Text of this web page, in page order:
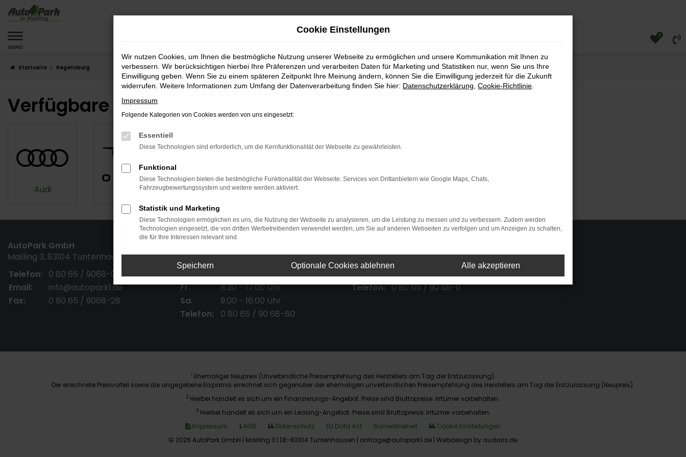
Zum
springen
MENÜ
0
Startseite Regensburg
Verfügbare Marken
Audi VW Ford
AutoPark GmbH
Mailling 3, 83104 Tuntenhausen
Telefon:
0 80 65 / 9068-0
Email:
info@autopark1.de
Fax:
0 80 65 / 9068-28
Mo. - Do. 8:30 - 18:00 Uhr
Fr.
8:30 - 17:00 Uhr
Sa.
9:00 - 16:00 Uhr
Telefon:
0 80 65 / 90 68-60
Mo. - Fr. 7:30 - 12:00 Uhr
Telefon: 0 80 65 / 90 68-0
1 Ehemaliger Neupreis (Unverbindliche Preisempfehlung des Herstellers am Tag der Erstzulassung).
Der errechnete Preisvorteil sowie die angegebene Ersparnis errechnet sich gegenüber der ehemaligen unverbindlichen Preisempfehlung des Herstellers am Tag der Erstzulassung (Neupreis).
2 Hierbei handelt es sich um ein Finanzierungs-Angebot. Preise sind Bruttopreise. Irrtümer vorbehalten.
3 Hierbei handelt es sich um ein Leasing-Angebot. Preise sind Bruttopreise. Irrtümer vorbehalten.
Impressum
AGB Datenschutz EU Data Act Barrierefreiheit
Cookie Einstellungen
© 2026 AutoPark GmbH | Mailling 3 | DE-83104 Tuntenhausen | anfrage@autopark1.de | Webdesign by audaris.de
Cookie Einstellungen
Wir nutzen Cookies, um Ihnen die bestmögliche Nutzung unserer Webseite zu ermöglichen und unsere Kommunikation mit Ihnen zu
verbessern. Wir berücksichtigen hierbei Ihre Präferenzen und verarbeiten Daten für Marketing und Statistiken nur, wenn Sie uns Ihre
Einwilligung geben. Wenn Sie zu einem späteren Zeitpunkt Ihre Meinung ändern, können Sie die Einwilligung jederzeit für die Zukunft
widerrufen. Weitere Informationen zum Umfang der Datenverarbeitung finden Sie hier: Datenschutzerklärung Cookie-Richtlinie
Impressum
Folgende Kategorien von Cookies werden von uns eingesetzt:
Essentiell
Diese Technologien sind erforderlich, um die Kernfunktionalität der Webseite zu gewährleisten.
Funktional
Diese Technologien bieten die bestmögliche Funktionalität der Webseite. Services von Drittanbietern wie Google Maps, Chats,
Fahrzeugbewertungssystem und weitere werden aktiviert.
Statistik und Marketing
Diese Technologien ermöglichen es uns, die Nutzung der Webseite zu analysieren, um die Leistung zu messen und zu verbessern. Zudem werden
Technologien eingesetzt, die von dritten Werbetreibenden verwendet werden, um Sie auf anderen Webseiten zu verfolgen und um Anzeigen zu schalten,
die für Ihre Interessen relevant sind.
Speichern Optionale Cookies ablehnen Alle akzeptieren